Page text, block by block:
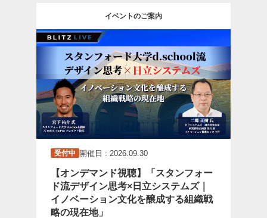
イベントのご案内
受付中 開催日 : 2026.09.30
【オンデマンド視聴】「スタンフォー
ド流デザイン思考×日立システムズ｜
イノベーション文化を醸成する組織戦
略の現在地」